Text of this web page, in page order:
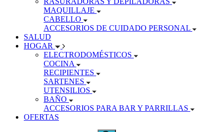
MAQUILLAJE
CABELLO
ACCESORIOS DE CUIDADO PERSONAL
SALUD
HOGAR
ELECTRODOMÉSTICOS
COCINA
RECIPIENTES
SARTENES
UTENSILIOS
BAÑO
ACCESORIOS PARA BAR Y PARRILLAS
OFERTAS